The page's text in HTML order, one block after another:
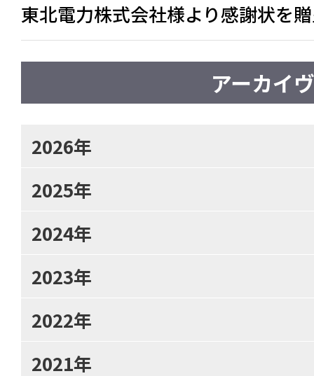
東北電力株式会社様より感謝状を
アーカイヴ
2026年
2025年
2024年
2023年
2022年
2021年